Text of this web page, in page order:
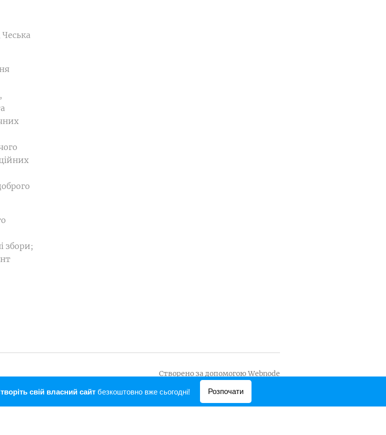
збори;
Створено за допомогоюWebnode
свій власний сайт безкоштовно вже сьогодні! Розпочати